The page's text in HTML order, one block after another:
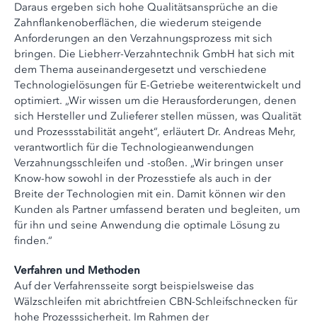
Daraus ergeben sich hohe Qualitätsansprüche an die
Zahnflankenoberflächen, die wiederum steigende
Anforderungen an den Verzahnungsprozess mit sich
bringen. Die Liebherr-Verzahntechnik GmbH hat sich mit
dem Thema auseinandergesetzt und verschiedene
Technologielösungen für E-Getriebe weiterentwickelt und
optimiert. „Wir wissen um die Herausforderungen, denen
sich Hersteller und Zulieferer stellen müssen, was Qualität
und Prozessstabilität angeht“, erläutert Dr. Andreas Mehr,
verantwortlich für die Technologieanwendungen
Verzahnungsschleifen und -stoßen. „Wir bringen unser
Know-how sowohl in der Prozesstiefe als auch in der
Breite der Technologien mit ein. Damit können wir den
Kunden als Partner umfassend beraten und begleiten, um
für ihn und seine Anwendung die optimale Lösung zu
finden.“
Verfahren und Methoden
Auf der Verfahrensseite sorgt beispielsweise das
Wälzschleifen mit abrichtfreien CBN-Schleifschnecken für
hohe Prozesssicherheit. Im Rahmen der